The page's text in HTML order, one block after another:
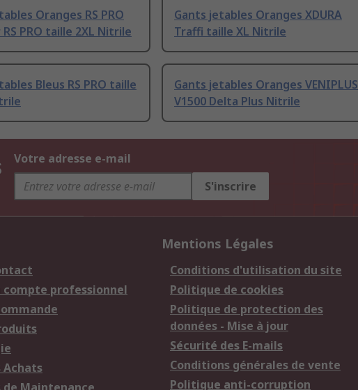
Oranges RS PRO
PRO taille 2XL Nitrile
Gants jetables Oranges XDURA
Traffi taille XL Nitrile
Bleus RS PRO taille
Gants jetables Oranges VENIPLUS
V1500 Delta Plus Nitrile
Votre adresse e-mail
S'inscrire
compte professionnel
Achats
Mentions Légales
Conditions d'utilisation du site
Politique de cookies
Politique de protection des
données - Mise à jour
Sécurité des E-mails
Conditions générales de vente
Politique anti-corruption